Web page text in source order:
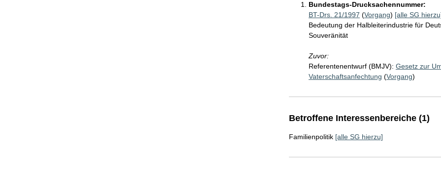
Bundestags-Drucksachennummer:
BT-Drs. 21/1997 (Vorgang) [alle SG
Bedeutung der Halbleiterindustrie für
Souveränität
Zuvor:
Referentenentwurf (BMJV): Gesetz zur
Vaterschaftsanfechtung (Vorgang)
Betroffene Interessenbereiche (1)
Familienpolitik [alle SG hierzu]